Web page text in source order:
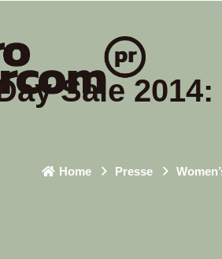
Sale
Home Presse